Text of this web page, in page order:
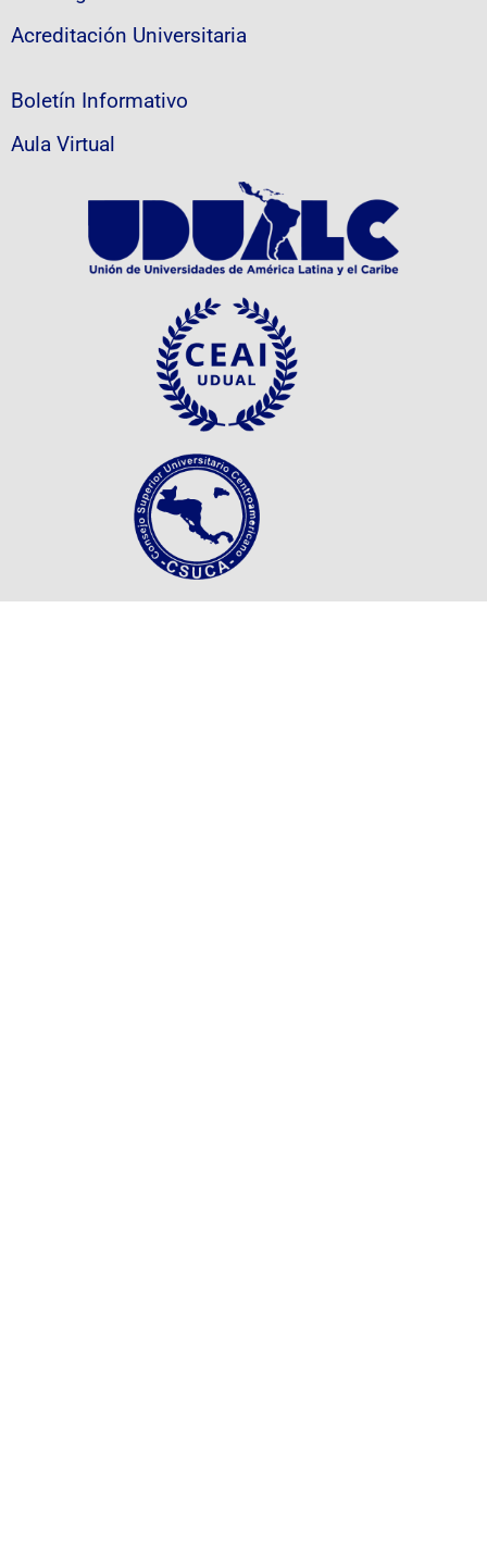
Acreditación Universitaria
Boletín Informativo
Aula Virtual
Revista Científica Agua y Conocimiento